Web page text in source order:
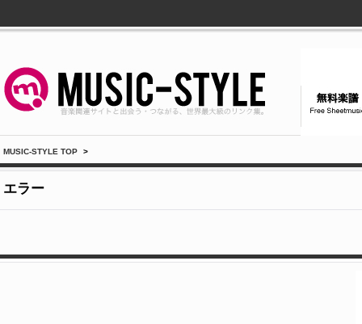
MUSIC-STYLE TOP >
エラー